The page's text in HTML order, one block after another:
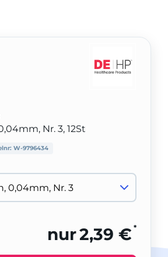
Nr. 3, 12St
W-9796434
nur2,39 € *